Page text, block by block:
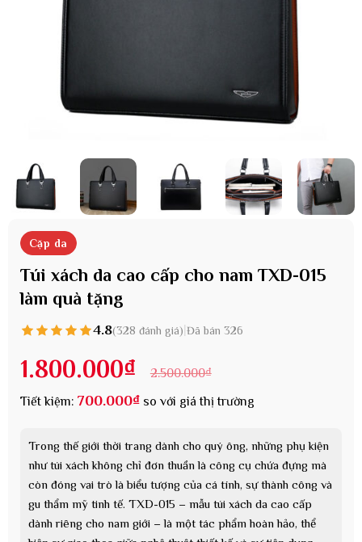
Cặp da
Túi xách da cao cấp cho nam TXD-015
làm quà tặng
4.8(328 đánh giá)|Đã bán 326
1.800.000₫ 2.500.000₫
Tiết kiệm: 700.000₫so với giá thị trường
Trong thế giới thời trang dành cho quý ông, những phụ kiện
như túi xách không chỉ đơn thuần là công cụ chứa đựng mà
còn đóng vai trò là biểu tượng của cá tính, sự thành công và
gu thẩm mỹ tinh tế. TXD-015 – mẫu túi xách da cao cấp
dành riêng cho nam giới – là một tác phẩm hoàn hảo, thể